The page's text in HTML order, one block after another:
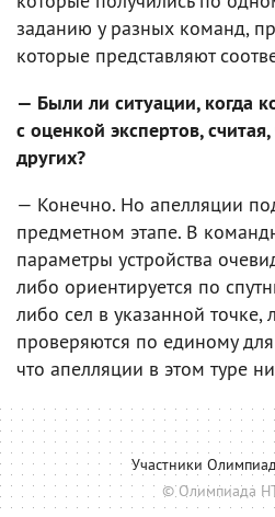
заданию у разных команд,
которые представляют
— Были ли ситуации, когда
с оценкой экспертов,
других?
— Конечно. Но апелляции
предметном этапе. В
параметры устройства
либо ориентируется по
либо сел в указанной
проверяются по единому для
что апелляции в этом туре
Участники
© Олимпиада